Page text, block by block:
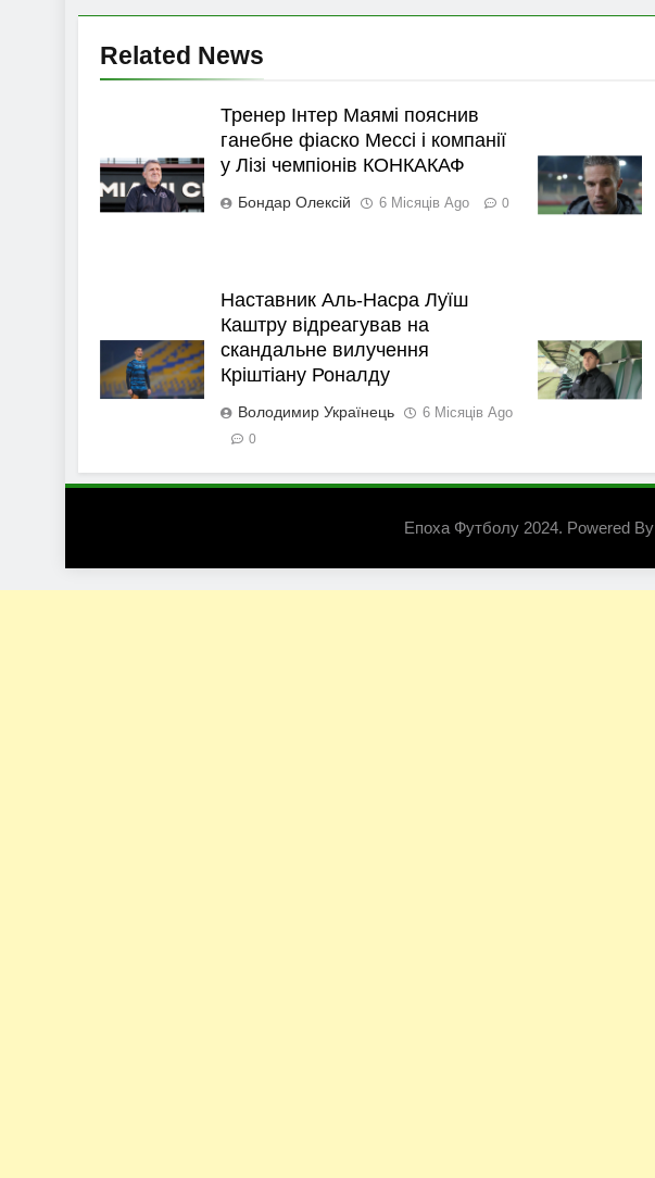
Related News
Тренер Інтер Маямі пояснив
ганебне фіаско Мессі і компанії
у Лізі чемпіонів КОНКАКАФ
Бондар Олексій 6 Місяців Ago 0
Наставник Аль-Насра Луїш
Каштру відреагував на
скандальне вилучення
Кріштіану Роналду
Володимир Українець 6 Місяців Ago
0
Епоха Футболу 2024. Powered By